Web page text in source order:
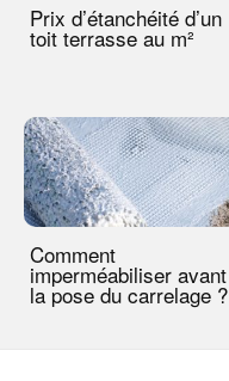
Prix d’étanchéité d’un
toit terrasse au m²
Comment
imperméabiliser avant
la pose du carrelage ?